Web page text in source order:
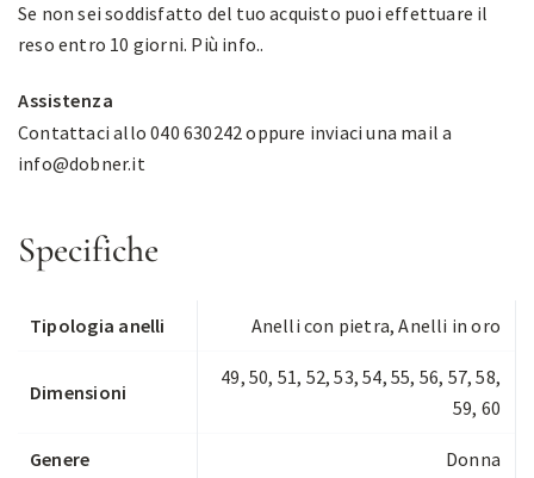
Se non sei soddisfatto del tuo acquisto puoi effettuare il
reso entro 10 giorni. Più info..
Assistenza
Contattaci allo 040 630242 oppure inviaci una mail a
info@dobner.it
Specifiche
Tipologia anelli Anelli con pietra,Anelli in oro
Dimensioni
49, 50, 51, 52, 53, 54, 55, 56, 57, 58,
59, 60
Genere Donna